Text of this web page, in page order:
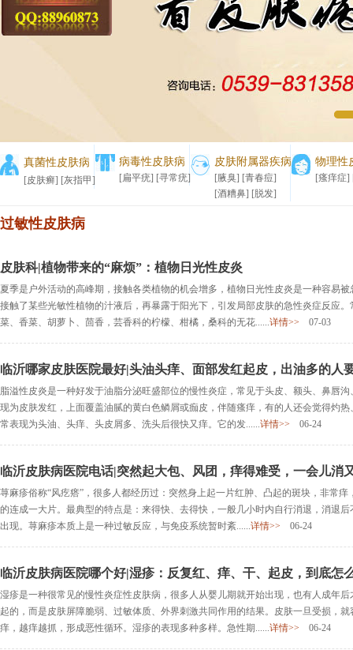
真菌性皮肤病
[皮肤癣] [灰指甲]
病毒性皮肤病
[扁平疣] [寻常疣]
皮肤附属器疾病
[腋臭] [青春痘]
[酒糟鼻] [脱发]
物理性
[瘙痒症]
过敏性皮肤病
皮肤科|植物带来的“麻烦”：植物日光性皮炎
夏季是户外活动的高峰期，接触各类植物的机会增多，植物日光性皮炎是一种容易
接触了某些光敏性植物的汁液后，再暴露于阳光下，引发局部皮肤的急性炎症反应
菜、香菜、胡萝卜、茴香，芸香科的柠檬、柑橘，桑科的无花......详情>> 07-03
临沂哪家皮肤医院最好|头油头痒、面部发红起皮，出油多的人
脂溢性皮炎是一种好发于油脂分泌旺盛部位的慢性炎症，常见于头皮、额头、鼻唇
现为皮肤发红，上面覆盖油腻的黄白色鳞屑或痂皮，伴随瘙痒，有的人还会觉得灼
常表现为头油、头痒、头皮屑多、洗头后很快又痒。它的发......详情>> 06-24
临沂皮肤病医院电话|突然起大包、风团，痒得难受，一会儿消
荨麻疹俗称“风疙瘩”，很多人都经历过：突然身上起一片红肿、凸起的斑块，非常
的连成一大片。最典型的特点是：来得快、去得快，一般几小时内自行消退，消退
出现。荨麻疹本质上是一种过敏反应，与免疫系统暂时紊......详情>> 06-24
临沂皮肤病医院哪个好|湿疹：反复红、痒、干、起皮，到底怎
湿疹是一种很常见的慢性炎症性皮肤病，很多人从婴儿期就开始出现，也有人成年
起的，而是皮肤屏障脆弱、过敏体质、外界刺激共同作用的结果。皮肤一旦受损，
痒，越痒越抓，形成恶性循环。湿疹的表现多种多样。急性期......详情>> 06-24